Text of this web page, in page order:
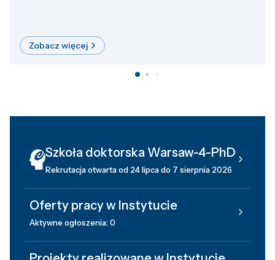
Zobacz więcej
Szkoła doktorska Warsaw-4-PhD
Rekrutacja otwarta od 24 lipca do 7 sierpnia 2026
Oferty pracy w Instytucie
Aktywne ogłoszenia: 0